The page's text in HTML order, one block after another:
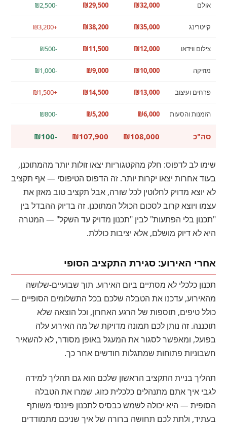
אולם ₪32,000
₪29,500
-₪2,500
קייטרינג ₪35,000
₪38,200
+₪3,200
צילום ווידאו ₪12,000
₪11,500
-₪500
מוזיקה ₪10,000
₪9,000
-₪1,000
פרחים ועיצוב ₪13,000
₪14,500
+₪1,500
הזמנות והסעות ₪6,000
₪5,200
-₪800
סה"כ ₪108,000
₪107,900
-₪100
שימו לב לדפוס: חלק מהקטגוריות יצאו זולות יותר מהמתוכנן,
בעוד אחרות יצאו יקרות יותר. זה הדפוס הטיפוסי — אף תקציב
לא יוצא מדויק לחלוטין לכל שורה, אבל תקציב טוב מאזן את
עצמו ויוצא קרוב לסכום הכולל המתוכנן. זה בדיוק ההבדל בין
"תכנון בלי הפתעות" לבין "תכנון מדויק עד השקל" — המטרה
היא לא דיוק מושלם, אלא יציבות כוללת.
אחרי האירוע: סגירת התקציב הסופי
תכנון כלכלי לא מסתיים ביום האירוע. תוך שבועיים-שלושה
מהאירוע, עדכנו את הטבלה שלכם בכל התשלומים הסופיים —
כולל טיפים, תוספות של הרגע האחרון, וכל הוצאה שלא
תוכננה. זה נותן לכם תמונה מדויקת של מה האירוע עלה
בפועל, ומאפשר לסגור את המעגל באופן מסודר, לא להשאיר
חשבוניות פתוחות שמתגלות חודשים אחר כך.
תהליך בניית התקציב הראשון שלכם הוא גם תהליך למידה
לגבי איך אתם מתנהלים כלכלית כזוג. שמרו את הטבלה
הסופית — היא יכולה לשמש כבסיס לתכנון פיננסי משותף
בעתיד, ולתת לכם תחושה ברורה של איך שניכם מתמודדים